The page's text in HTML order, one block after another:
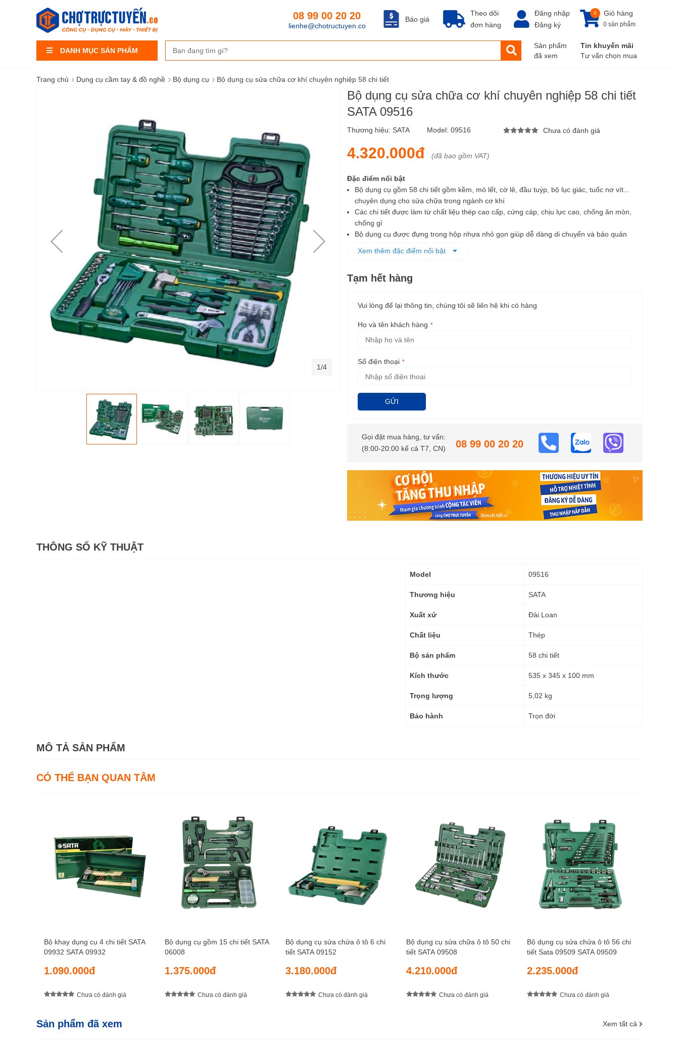
DANH MỤC SẢN PHẨM
Theo dõi
đơn hàng
Báo giá
08 99 00 20 20
lienhe@chotructuyen.co
Đăng nhập
Đăng ký
Giỏ hàng
0
0 sản phẩm
Sản phẩm
đã xem
Tin khuyến mãi
Tư vấn chọn mua
Trang chủ › Dụng cụ cầm tay & đồ nghề › Bộ dụng cụ › Bộ dụng cụ sửa chữa cơ khí chuyên nghiệp 58 chi tiết
Bộ dụng cụ sửa chữa cơ khí chuyên nghiệp 58 chi tiết
SATA 09516
Thương hiệu: SATA Model: 09516 Chưa có đánh giá
4.320.000đ (đã bao gồm VAT)
Đặc điểm nổi bật
Bộ dụng cụ gồm 58 chi tiết gồm kềm, mỏ lết, cờ lê, đầu tuýp, bộ lục giác, tuốc nơ vít...
chuyên dụng cho sửa chữa trong ngành cơ khí
Các chi tiết được làm từ chất liệu thép cao cấp, cứng cáp, chịu lực cao, chống ăn mòn,
chống gỉ
Bộ dụng cụ được đựng trong hộp nhựa nhỏ gọn giúp dễ dàng di chuyển và bảo quản
Xem thêm đặc điểm nổi bật
Tạm hết hàng
Vui lòng để lại thông tin, chúng tôi sẽ liên hệ khi có hàng
Họ và tên khách hàng
Số điện thoại
GỬI
Gọi đặt mua hàng, tư vấn:
(8:00-20:00 kể cả T7, CN)
08 99 00 20 20
1/4
THÔNG SỐ KỸ THUẬT
Thông
kỹ
Model 09516
Thương hiệu SATA
Xuất xứ Đài Loan
Chất liệu Thép
Bộ sản phẩm 58 chi tiết
Kích thước 535 x 345 x 100 mm
Trọng lượng 5,02 kg
Bảo hành Trọn đời
MÔ TẢ SẢN PHẨM
CÓ THỂ BẠN QUAN TÂM
Bộ khay dụng cụ 4 chi tiết SATA
09932 SATA 09932
1.090.000đ
Chưa có đánh giá
Bộ dụng cụ gồm 15 chi tiết SATA
06008
1.375.000đ
Chưa có đánh giá
Bộ dụng cụ sửa chửa ô tô 6 chi
tiết SATA 09152
3.180.000đ
Chưa có đánh giá
Bộ dụng cụ sửa chữa ô tô 50 chi
tiết SATA 09508
4.210.000đ
Chưa có đánh giá
Bộ dụng cụ sửa chửa ô tô 56 chi
tiết Sata 09509 SATA 09509
2.235.000đ
Chưa có đánh giá
Sản phẩm đã xem Xem tất cả